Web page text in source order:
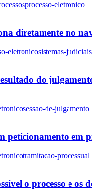
processo-eletronico
diretamente no
eletronicosistemas-judiciais
do
sessao-de-julgamento
peticionamento em
tramitacao-processual
o processo e os